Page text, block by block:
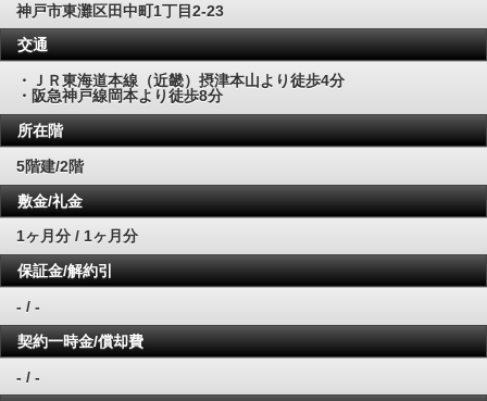
神戸市東灘区田中町1丁目2‐23
交通
・ＪＲ東海道本線（近畿）摂津本山より徒歩4分
・阪急神戸線岡本より徒歩8分
所在階
5階建/2階
敷金/礼金
1ヶ月分 / 1ヶ月分
保証金/解約引
- / -
契約一時金/償却費
- / -